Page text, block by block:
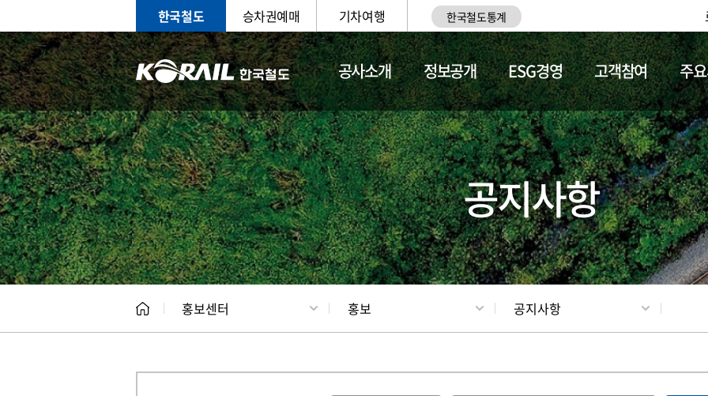
한국철도 승차권예매 기차여행 한국철도통계
공사소개 정보공개 ESG경영 고객참여 주
홍보 문화사업 갤러리 기차소개
공지사항
홍보센터 홍보 공지사항